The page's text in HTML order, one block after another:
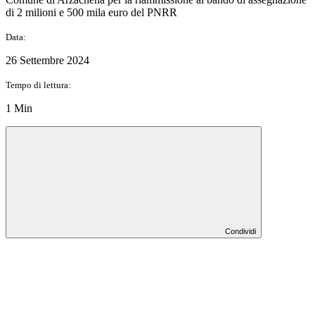
di 2 milioni e 500 mila euro del PNRR
Data:
26 Settembre 2024
Tempo di lettura:
1 Min
Condividi